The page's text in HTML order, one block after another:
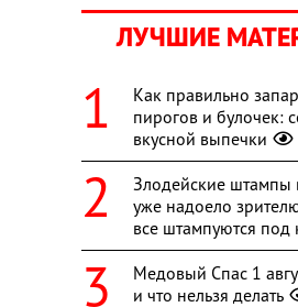
ЛУЧШИЕ
Как правильно
пирогов и булочек:
вкусной выпечки
Злодейские штампы
уже надоело
все штампуются под
Медовый Спас 1
и что нельзя делать